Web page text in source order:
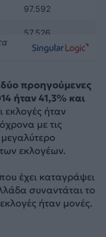
προηγούμενες
ήταν 41,3% και
εκλογές ήταν
με τις
μεγαλύτερο
εκλογέων.
έχει καταγράψει
συναντάται το
ήταν μονές.